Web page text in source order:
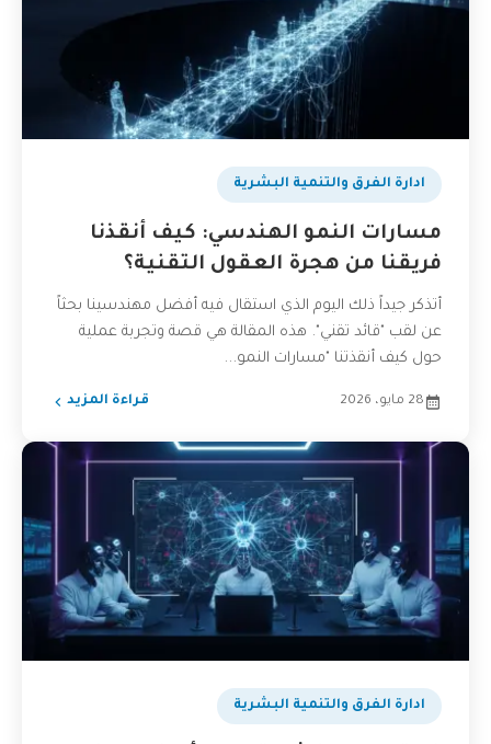
ادارة الفرق والتنمية البشرية
مسارات النمو الهندسي: كيف أنقذنا
فريقنا من هجرة العقول التقنية؟
أتذكر جيداً ذلك اليوم الذي استقال فيه أفضل مهندسينا بحثاً
عن لقب "قائد تقني". هذه المقالة هي قصة وتجربة عملية
حول كيف أنقذتنا "مسارات النمو...
28 مايو، 2026 قراءة المزيد
ادارة الفرق والتنمية البشرية